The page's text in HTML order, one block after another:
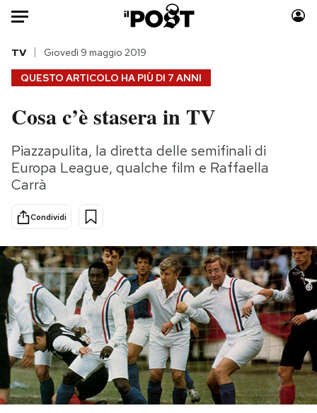
HOME
Italia
Politica
Tecnologia
Scienza
Economia
Sport
Moda
Consumismi
Altrecose
Mondiali calcio 2026
PODCAST
NEWSLETTER
QUESTO ARTICOLO HA PIÙ DI 7 ANNI
TV Giovedì 9 maggio 2019
Cosa c’è stasera in TV
Piazzapulita, la diretta delle semifinali di
Europa League, qualche film e Raffaella
Carrà
Condividi